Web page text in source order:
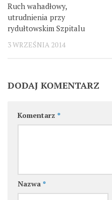
Ruch wahadłowy,
utrudnienia przy
rydułtowskim Szpitalu
3 WRZEŚNIA 2014
DODAJ KOMENTARZ
Komentarz *
Nazwa *